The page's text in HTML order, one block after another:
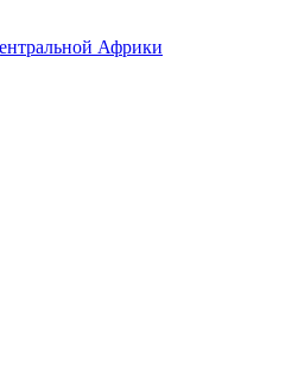
Африки